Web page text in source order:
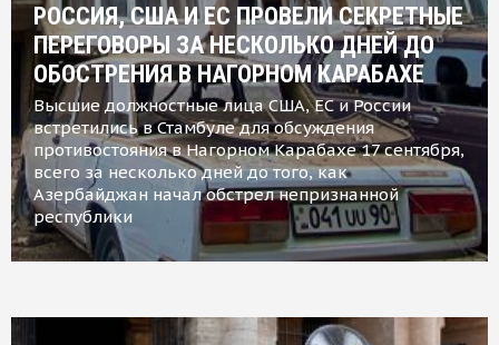
РОССИЯ, США И ЕС ПРОВЕЛИ СЕКРЕТНЫЕ
ПЕРЕГОВОРЫ ЗА НЕСКОЛЬКО ДНЕЙ ДО
ОБОСТРЕНИЯ В НАГОРНОМ КАРАБАХЕ
Высшие должностные лица США, ЕС и России
встретились в Стамбуле для обсуждения
противостояния в Нагорном Карабахе 17 сентября,
всего за несколько дней до того, как
Азербайджан начал обстрел непризнанной
республики